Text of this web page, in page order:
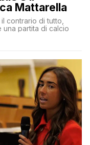
Mattarella
contrario di tutto,
una partita di calcio